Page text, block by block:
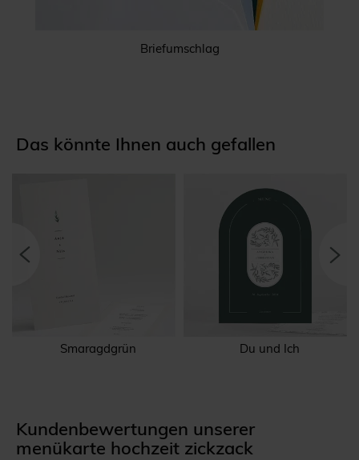
Briefumschlag
Das könnte Ihnen auch gefallen
Smaragdgrün Du und Ich
Kundenbewertungen unserer
menükarte hochzeit zickzack